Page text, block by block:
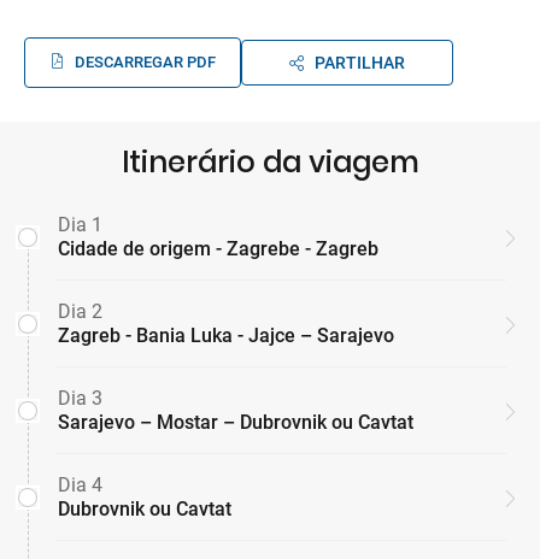
DESCARREGAR PDF PARTILHAR
Itinerário da viagem
Dia 1
Cidade de origem - Zagrebe - Zagreb
Dia 2
Zagreb - Bania Luka - Jajce – Sarajevo
Dia 3
Sarajevo – Mostar – Dubrovnik ou Cavtat
Dia 4
Dubrovnik ou Cavtat